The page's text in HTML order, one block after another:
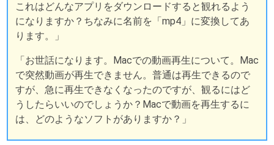
これはどんなアプリをダウンロードすると観れるよう
になりますか？ちなみに名前を「mp4」に変換してあ
ります。」
「お世話になります。Macでの動画再生について。Mac
で突然動画が再生できません。普通は再生できるので
すが、急に再生できなくなったのですが、観るにはど
うしたらいいのでしょうか？Macで動画を再生するに
は、どのようなソフトがありますか？」